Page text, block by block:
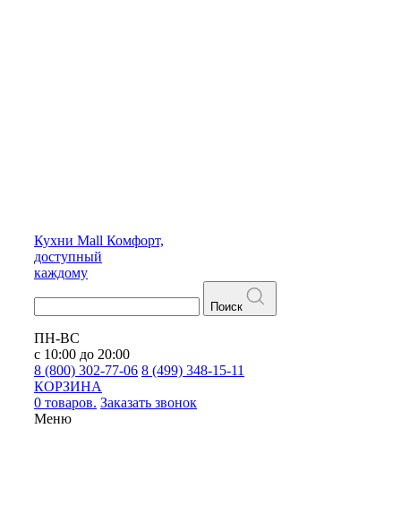
Кухни Mall Комфорт,
доступный
каждому
Поиск
ПН-ВС
с 10:00 до 20:00
8 (800) 302-77-06 8 (499) 348-15-11
КОРЗИНА
0 товаров. Заказать звонок
Меню